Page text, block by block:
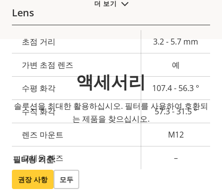
더 보기
Lens
속
성
설
명
속
성
값
초점 거리 3.2 - 5.7 mm
가변 초점 렌즈 예
수평 화각 107.4 - 56.3 °
수직 화각 57.3 - 31.5 °
렌즈 마운트 M12
교체용 렌즈 –
General
액세서리
솔루션을 최대한 활용하십시오. 필터를 사용하여 호환되
는 제품을 찾으십시오.
필터링 기준:
권장 사항 모두